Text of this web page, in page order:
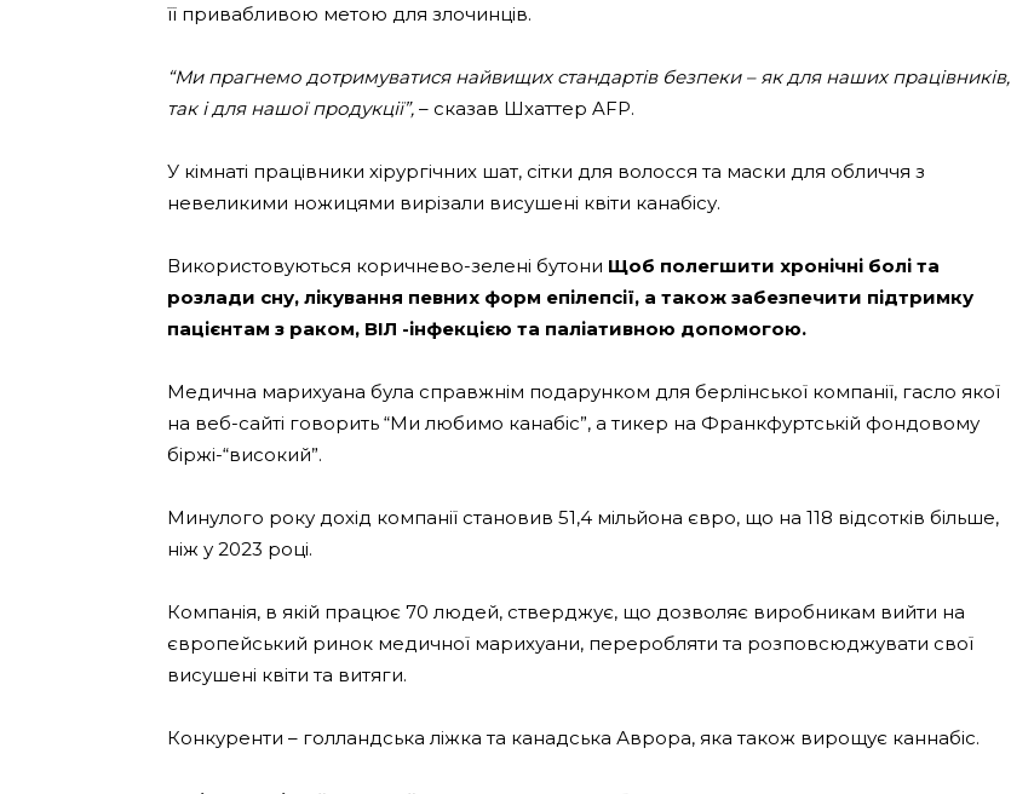
її привабливою метою для злочинців.
“Ми прагнемо дотримуватися найвищих стандартів безпеки – як для наших працівників,
так і для нашої продукції”, – сказав Шхаттер AFP.
У кімнаті працівники хірургічних шат, сітки для волосся та маски для обличчя з
невеликими ножицями вирізали висушені квіти канабісу.
Використовуються коричнево-зелені бутони Щоб полегшити хронічні болі та
розлади сну, лікування певних форм епілепсії, а також забезпечити підтримку
пацієнтам з раком, ВІЛ -інфекцією та паліативною допомогою.
Медична марихуана була справжнім подарунком для берлінської компанії, гасло якої
на веб-сайті говорить “Ми любимо канабіс”, а тикер на Франкфуртській фондовому
біржі-“високий”.
Минулого року дохід компанії становив 51,4 мільйона євро, що на 118 відсотків більше,
ніж у 2023 році.
Компанія, в якій працює 70 людей, стверджує, що дозволяє виробникам вийти на
європейський ринок медичної марихуани, переробляти та розповсюджувати свої
висушені квіти та витяги.
Конкуренти – голландська ліжка та канадська Аврора, яка також вирощує каннабіс.